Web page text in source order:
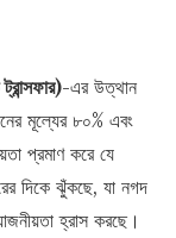
-এর উত্থান
মূল্যের ৮০% এবং
প্রমাণ করে যে
দিকে ঝুঁকছে, যা নগদ
হ্রাস করছে।